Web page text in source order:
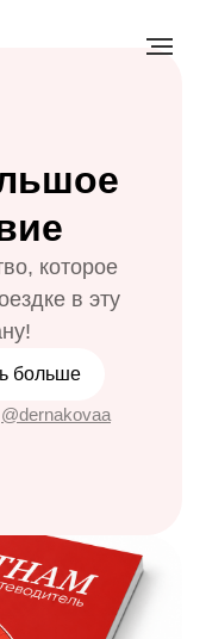
которое
в эту
больше
@dernakovaa